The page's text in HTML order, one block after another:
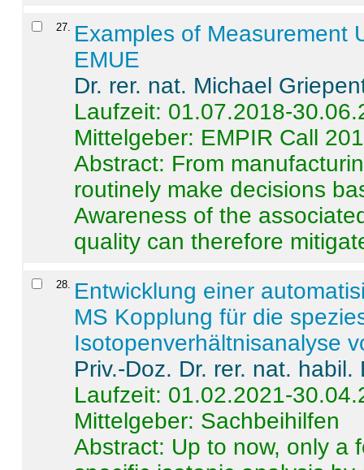
27. Examples of Measurement
EMUE
Dr. rer. nat. Michael
Laufzeit: 01.07.2018-
Mittelgeber: EMPIR Call
Abstract: From
routinely make decisions
Awareness of the
quality can therefore
28. Entwicklung einer
MS Kopplung für die
Isotopenverhältnisanalyse
Priv.-Doz. Dr. rer. nat.
Laufzeit: 01.02.2021-
Mittelgeber: Sachbeihilfen
Abstract: Up to now, only a